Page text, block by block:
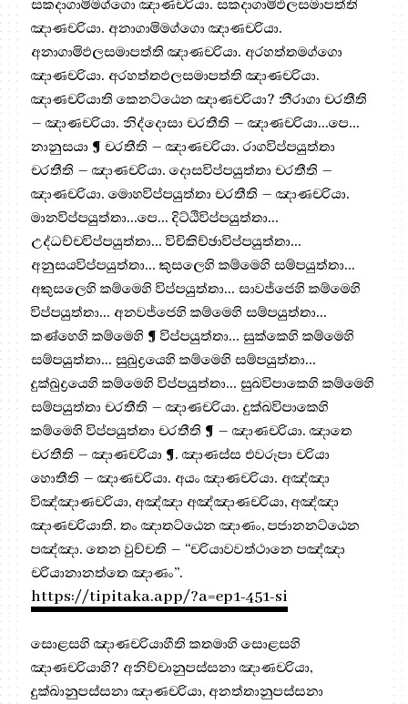
සකදාගාමිමග්ගො ඤාණචරියා. සකදාගාමිඵලසමාපත්ති
ඤාණචරියා. අනාගාමිමග්ගො ඤාණචරියා.
අනාගාමිඵලසමාපත්ති ඤාණචරියා. අරහත්තමග්ගො
ඤාණචරියා. අරහත්තඵලසමාපත්ති ඤාණචරියා.
ඤාණචරියාති කෙනට්ඨෙන ඤාණචරියා? නීරාගා චරතීති
– ඤාණචරියා. නිද්දොසා චරතීති – ඤාණචරියා…පෙ…
නානුසයා ¶ චරතීති – ඤාණචරියා. රාගවිප්පයුත්තා
චරතීති – ඤාණචරියා. දොසවිප්පයුත්තා චරතීති –
ඤාණචරියා. මොහවිප්පයුත්තා චරතීති – ඤාණචරියා.
මානවිප්පයුත්තා…පෙ… දිට්ඨිවිප්පයුත්තා…
උද්ධච්චවිප්පයුත්තා… විචිකිච්ඡාවිප්පයුත්තා…
අනුසයවිප්පයුත්තා… කුසලෙහි කම්මෙහි සම්පයුත්තා…
අකුසලෙහි කම්මෙහි විප්පයුත්තා… සාවජ්ජෙහි කම්මෙහි
විප්පයුත්තා… අනවජ්ජෙහි කම්මෙහි සම්පයුත්තා…
කණ්හෙහි කම්මෙහි ¶ විප්පයුත්තා… සුක්කෙහි කම්මෙහි
සම්පයුත්තා… සුඛුද්‍රයෙහි කම්මෙහි සම්පයුත්තා…
දුක්ඛුද්‍රයෙහි කම්මෙහි විප්පයුත්තා… සුඛවිපාකෙහි කම්මෙහි
සම්පයුත්තා චරතීති – ඤාණචරියා. දුක්ඛවිපාකෙහි
කම්මෙහි විප්පයුත්තා චරතීති ¶ – ඤාණචරියා. ඤාතෙ
චරතීති – ඤාණචරියා ¶. ඤාණස්ස එවරූපා චරියා
හොතීති – ඤාණචරියා. අයං ඤාණචරියා. අඤ්ඤා
විඤ්ඤාණචරියා, අඤ්ඤා අඤ්ඤාණචරියා, අඤ්ඤා
ඤාණචරියාති. තං ඤාතට්ඨෙන ඤාණං, පජානනට්ඨෙන
පඤ්ඤා. තෙන වුච්චති – “චරියාවවත්ථානෙ පඤ්ඤා
චරියානානත්තෙ ඤාණං”.
https://tipitaka.app/?a=ep1-451-si
සොළසහි ඤාණචරියාහීති කතමාහි සොළසහි
ඤාණචරියාහි? අනිච්චානුපස්සනා ඤාණචරියා,
දුක්ඛානුපස්සනා ඤාණචරියා, අනත්තානුපස්සනා